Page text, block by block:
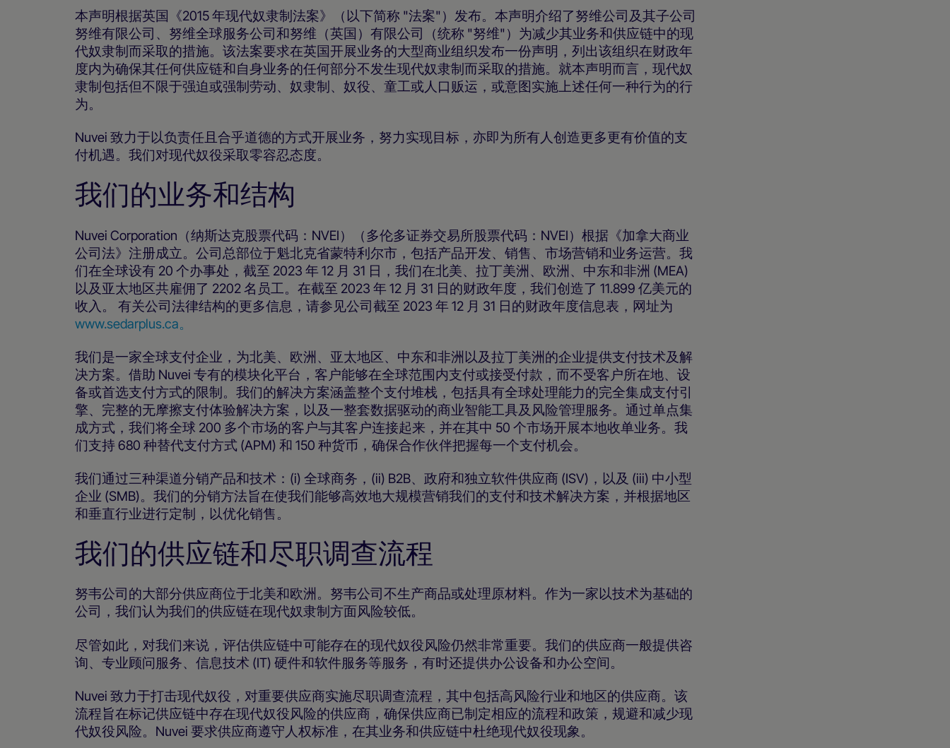
本声明根据英国《2015 年现代奴隶制法案》（以下简称 "法案"）发布。本声明介绍了努维公司及其子公司
努维有限公司、努维全球服务公司和努维（英国）有限公司（统称 "努维"）为减少其业务和供应链中的现
代奴隶制而采取的措施。该法案要求在英国开展业务的大型商业组织发布一份声明，列出该组织在财政年
度内为确保其任何供应链和自身业务的任何部分不发生现代奴隶制而采取的措施。就本声明而言，现代奴
隶制包括但不限于强迫或强制劳动、奴隶制、奴役、童工或人口贩运，或意图实施上述任何一种行为的行
为。
Nuvei 致力于以负责任且合乎道德的方式开展业务，努力实现目标，亦即为所有人创造更多更有价值的支
付机遇。我们对现代奴役采取零容忍态度。
我们的业务和结构
Nuvei Corporation（纳斯达克股票代码：NVEI）（多伦多证券交易所股票代码：NVEI）根据《加拿大商业
公司法》注册成立。公司总部位于魁北克省蒙特利尔市，包括产品开发、销售、市场营销和业务运营。我
们在全球设有 20 个办事处，截至 2023 年 12 月 31 日，我们在北美、拉丁美洲、欧洲、中东和非洲 (MEA)
以及亚太地区共雇佣了 2202 名员工。在截至 2023 年 12 月 31 日的财政年度，我们创造了 11.899 亿美元的
收入。 有关公司法律结构的更多信息，请参见公司截至 2023 年 12 月 31 日的财政年度信息表，网址为
www.sedarplus.ca。
我们是一家全球支付企业，为北美、欧洲、亚太地区、中东和非洲以及拉丁美洲的企业提供支付技术及解
决方案。借助 Nuvei 专有的模块化平台，客户能够在全球范围内支付或接受付款，而不受客户所在地、设
备或首选支付方式的限制。我们的解决方案涵盖整个支付堆栈，包括具有全球处理能力的完全集成支付引
擎、完整的无摩擦支付体验解决方案，以及一整套数据驱动的商业智能工具及风险管理服务。通过单点集
成方式，我们将全球 200 多个市场的客户与其客户连接起来，并在其中 50 个市场开展本地收单业务。我
们支持 680 种替代支付方式 (APM) 和 150 种货币，确保合作伙伴把握每一个支付机会。
我们通过三种渠道分销产品和技术：(i) 全球商务，(ii) B2B、政府和独立软件供应商 (ISV)，以及 (iii) 中小型
企业 (SMB)。我们的分销方法旨在使我们能够高效地大规模营销我们的支付和技术解决方案，并根据地区
和垂直行业进行定制，以优化销售。
我们的供应链和尽职调查流程
努韦公司的大部分供应商位于北美和欧洲。努韦公司不生产商品或处理原材料。作为一家以技术为基础的
公司，我们认为我们的供应链在现代奴隶制方面风险较低。
尽管如此，对我们来说，评估供应链中可能存在的现代奴役风险仍然非常重要。我们的供应商一般提供咨
询、专业顾问服务、信息技术 (IT) 硬件和软件服务等服务，有时还提供办公设备和办公空间。
Nuvei 致力于打击现代奴役，对重要供应商实施尽职调查流程，其中包括高风险行业和地区的供应商。该
流程旨在标记供应链中存在现代奴役风险的供应商，确保供应商已制定相应的流程和政策，规避和减少现
代奴役风险。Nuvei 要求供应商遵守人权标准，在其业务和供应链中杜绝现代奴役现象。